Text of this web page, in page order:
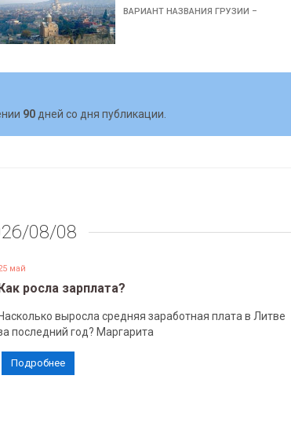
ВАРИАНТ НАЗВАНИЯ ГРУЗИИ –
90 дней со дня публикации.
08/08
май
росла зарплата?
Насколько выросла средняя заработная плата в Литве
последний год? Маргарита
Подробнее